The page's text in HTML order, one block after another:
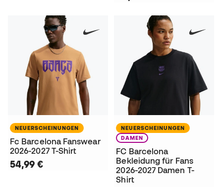
NEUERSCHEINUNGEN
Fc Barcelona Fanswear
2026-2027 T-Shirt
54,99 €
NEUERSCHEINUNGEN
DAMEN
FC Barcelona
Bekleidung für Fans
2026-2027 Damen T-
Shirt